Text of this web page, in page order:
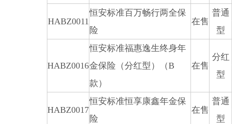
HABZ0011
恒安标准百万畅行两全保
险
在售
普通
型
HABZ0016
恒安标准福惠逸生终身年
金保险（分红型）（B
款）
在售
分红
型
HABZ0017
恒安标准恒享康鑫年金保
险
在售
普通
型